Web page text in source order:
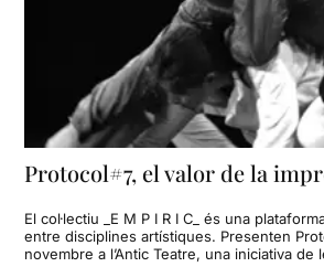
Protocol#7, el valor de la
El col·lectiu _E M P I R I C_ és una
entre disciplines artístiques. Presenten
novembre a l’Antic Teatre, una iniciativa